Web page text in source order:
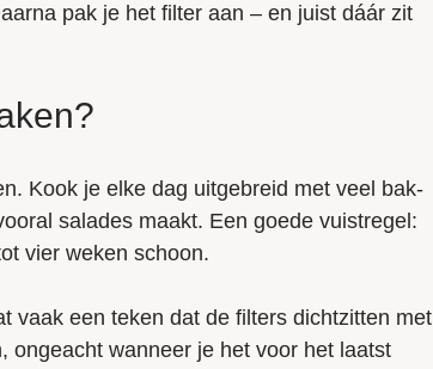
pak je het filter aan – en juist dáár zit
Kook je elke dag uitgebreid met veel bak-
salades maakt. Een goede vuistregel:
vier weken schoon.
vaak een teken dat de filters dichtzitten met
ongeacht wanneer je het voor het laatst